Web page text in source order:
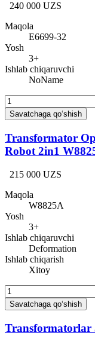
240 000 UZS
Maqola
E6699-32
Yosh
3+
Ishlab chiqaruvchi
NoName
Savatchaga qo‘shish
Transformator
Robot 2in1
215 000 UZS
Maqola
W8825A
Yosh
3+
Ishlab chiqaruvchi
Deformation
Ishlab chiqarish
Xitoy
Savatchaga qo‘shish
Transformatorlar